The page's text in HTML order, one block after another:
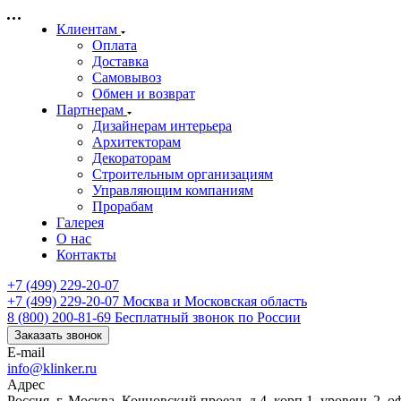
Клиентам
Оплата
Доставка
Самовывоз
Обмен и возврат
Партнерам
Дизайнерам интерьера
Архитекторам
Декораторам
Строительным организациям
Управляющим компаниям
Прорабам
Галерея
О нас
Контакты
+7 (499) 229-20-07
+7 (499) 229-20-07 Москва и Московская область
8 (800) 200-81-69 Бесплатный звонок по России
Заказать звонок
E-mail
info@klinker.ru
Адрес